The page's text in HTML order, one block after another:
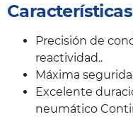
Precisión de
reactividad..
Máxima
Excelente
neumático